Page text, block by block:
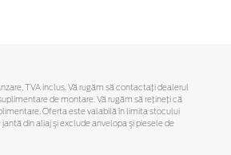
TVA inclus. Vă rugăm să contactaţi dealerul
de montare. Vă rugăm să reţineţi că
Oferta este valabilă în limita stocului
din aliaj şi exclude anvelopa şi piesele de